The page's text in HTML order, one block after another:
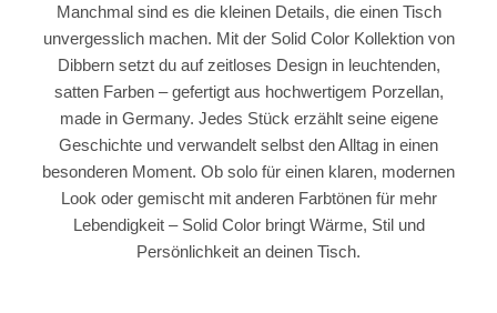
Manchmal sind es die kleinen Details, die einen Tisch
unvergesslich machen. Mit der Solid Color Kollektion von
Dibbern setzt du auf zeitloses Design in leuchtenden,
satten Farben – gefertigt aus hochwertigem Porzellan,
made in Germany. Jedes Stück erzählt seine eigene
Geschichte und verwandelt selbst den Alltag in einen
besonderen Moment. Ob solo für einen klaren, modernen
Look oder gemischt mit anderen Farbtönen für mehr
Lebendigkeit – Solid Color bringt Wärme, Stil und
Persönlichkeit an deinen Tisch.